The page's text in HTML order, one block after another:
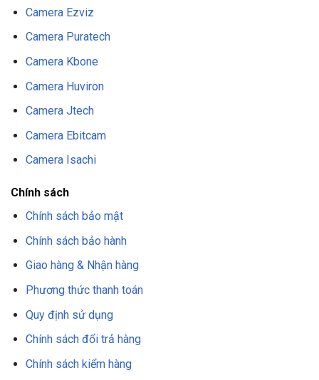
Camera Ezviz
Camera Puratech
Camera Kbone
Camera Huviron
Camera Jtech
Camera Ebitcam
Camera Isachi
Chính sách
Chính sách bảo mật
Chính sách bảo hành
Giao hàng & Nhận hàng
Phương thức thanh toán
Quy định sử dụng
Chính sách đổi trả hàng
Chính sách kiểm hàng